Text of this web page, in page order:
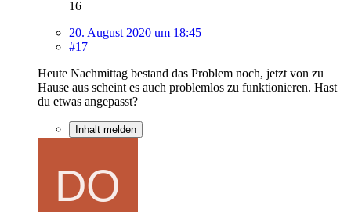
16
20. August 2020 um 18:45
#17
Heute Nachmittag bestand das Problem noch, jetzt von zu
Hause aus scheint es auch problemlos zu funktionieren. Hast
du etwas angepasst?
Inhalt melden